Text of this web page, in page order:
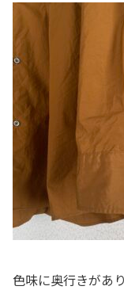
色味に奥行きがあ